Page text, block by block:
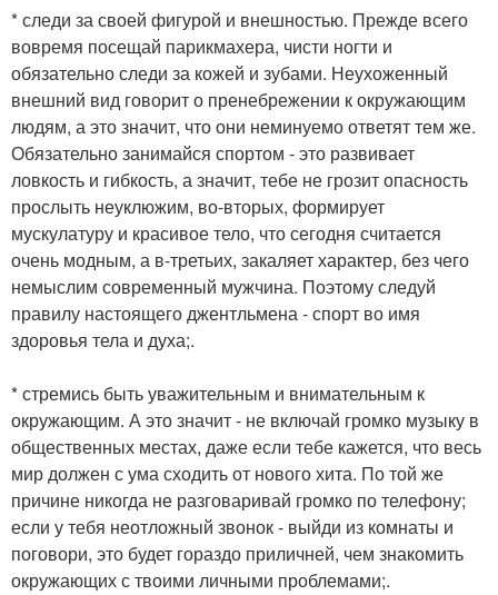
* следи за своей фигурой и внешностью. Прежде всего
вовремя посещай парикмахера, чисти ногти и
обязательно следи за кожей и зубами. Неухоженный
внешний вид говорит о пренебрежении к окружающим
людям, а это значит, что они неминуемо ответят тем же.
Обязательно занимайся спортом - это развивает
ловкость и гибкость, а значит, тебе не грозит опасность
прослыть неуклюжим, во-вторых, формирует
мускулатуру и красивое тело, что сегодня считается
очень модным, а в-третьих, закаляет характер, без чего
немыслим современный мужчина. Поэтому следуй
правилу настоящего джентльмена - спорт во имя
здоровья тела и духа;.
* стремись быть уважительным и внимательным к
окружающим. А это значит - не включай громко музыку в
общественных местах, даже если тебе кажется, что весь
мир должен с ума сходить от нового хита. По той же
причине никогда не разговаривай громко по телефону;
если у тебя неотложный звонок - выйди из комнаты и
поговори, это будет гораздо приличней, чем знакомить
окружающих с твоими личными проблемами;.